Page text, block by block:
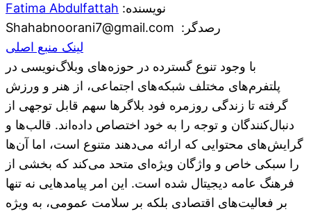
Fatima Abdulfattah :نویسنده
Shahabnoorani7@gmail.com
:رصدگر
لینک منبع اصلی
با وجود تنوع گسترده در حوزه‌های وبلاگ‌نویسی در
پلتفرم‌های مختلف شبکه‌های اجتماعی، از هنر و ورزش
گرفته تا زندگی روزمره فود بلاگرها سهم قابل توجهی از
دنبال‌کنندگان و توجه را به خود اختصاص داده‌اند. قالب‌ها و
گرایش‌های محتوایی که ارائه می‌دهند متنوع است، اما آن‌ها
را سبکی خاص و واژگان ویژه‌ای متحد می‌کند که بخشی از
فرهنگ عامه دیجیتال شده است. این امر پیامدهایی نه تنها
بر فعالیت‌های اقتصادی بلکه بر سلامت عمومی، به ویژه